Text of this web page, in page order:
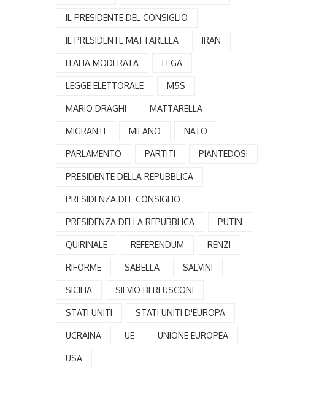
IL PRESIDENTE DEL CONSIGLIO
IL PRESIDENTE MATTARELLA IRAN
ITALIA MODERATA LEGA
LEGGE ELETTORALE M5S
MARIO DRAGHI MATTARELLA
MIGRANTI MILANO NATO
PARLAMENTO PARTITI PIANTEDOSI
PRESIDENTE DELLA REPUBBLICA
PRESIDENZA DEL CONSIGLIO
PRESIDENZA DELLA REPUBBLICA PUTIN
QUIRINALE REFERENDUM RENZI
RIFORME SABELLA SALVINI
SICILIA SILVIO BERLUSCONI
STATI UNITI STATI UNITI D'EUROPA
UCRAINA UE UNIONE EUROPEA
USA